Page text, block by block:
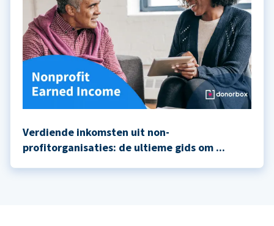
Verdiende inkomsten uit non-
profitorganisaties: de ultieme gids om ...